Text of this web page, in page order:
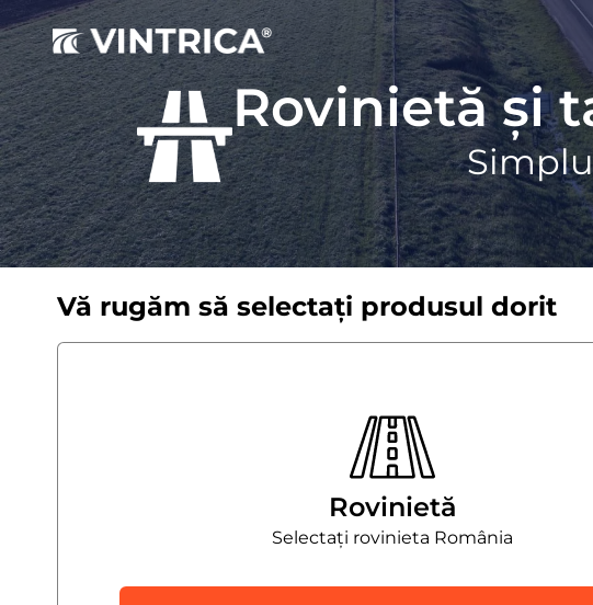
Rovinietă și
Vă rugăm să selectați produsul dorit
Rovinietă
Selectați rovinieta România